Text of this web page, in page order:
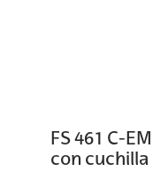
FS 461 C-
con cuchilla